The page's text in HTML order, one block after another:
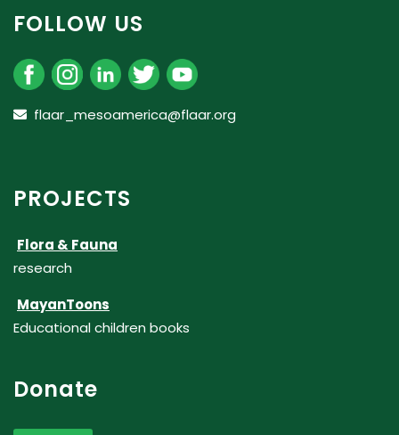
FOLLOW US
flaar_mesoamerica@flaar.org
PROJECTS
Flora & Fauna
research
MayanToons
Educational children books
Donate